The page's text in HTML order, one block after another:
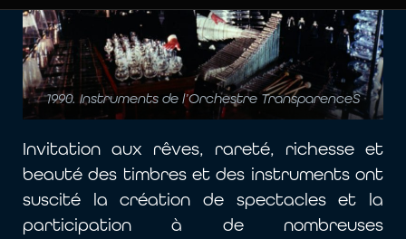
1990. Instruments de l’Orchestre TransparenceS
Invitation aux rêves, rareté, richesse et
beauté des timbres et des instruments ont
suscité la création de spectacles et la
participation à de nombreuses